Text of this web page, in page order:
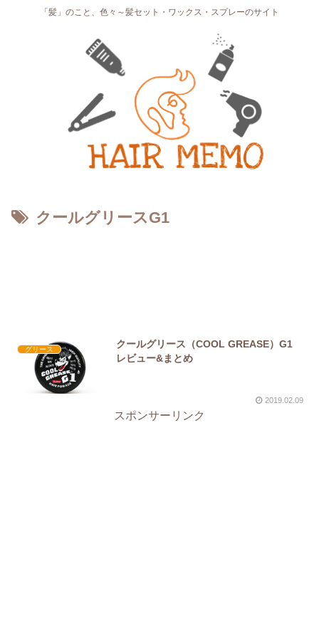
「髪」のこと、色々～髪セット・ワックス・スプレーのサイト
クールグリースG1
グリース
クールグリース（COOL GREASE）G1
レビュー&まとめ
2019.02.09
スポンサーリンク